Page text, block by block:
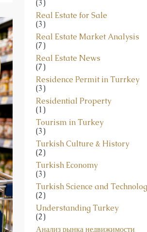
Real Estate for Sale
(3)
Real Estate Market Analysis
(7)
Real Estate News
(7)
Residence Permit in Turrkey
(3)
Residential Property
(1)
Tourism in Turkey
(3)
Turkish Culture & History
(2)
Turkish Economy
(3)
Turkish Science and Technology
(2)
Understanding Turkey
(2)
Анализ рынка недвижимости
(91)